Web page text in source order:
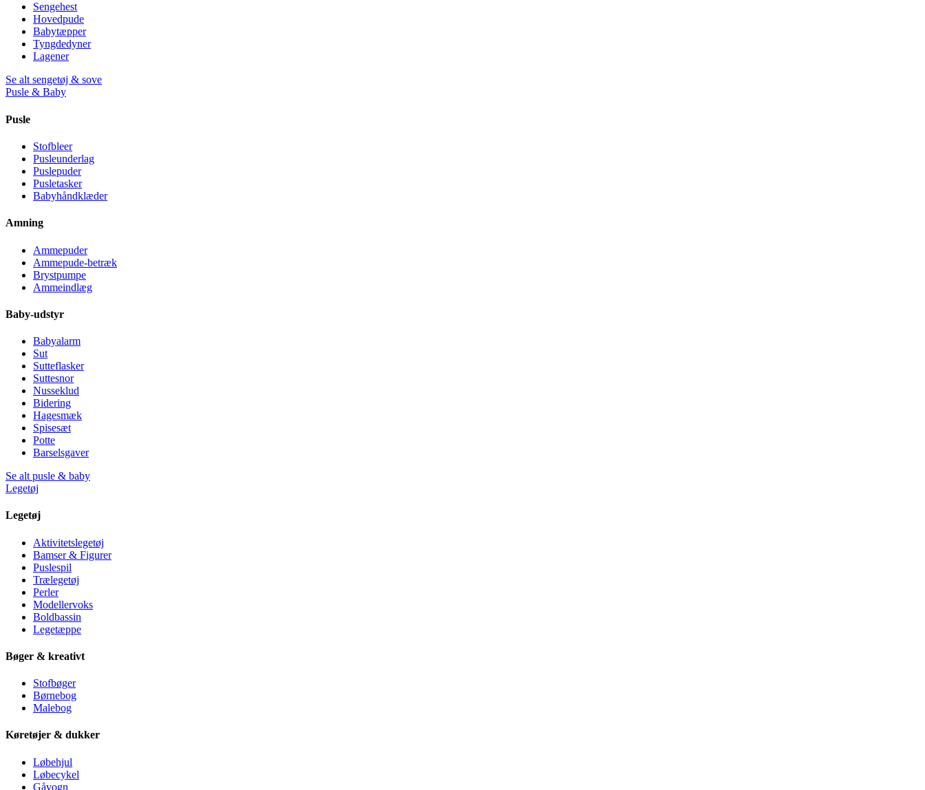
Sengehest
Hovedpude
Babytæpper
Tyngdedyner
Lagener
Se alt sengetøj & sove
Pusle & Baby
Pusle
Stofbleer
Pusleunderlag
Puslepuder
Pusletasker
Babyhåndklæder
Amning
Ammepuder
Ammepude-betræk
Brystpumpe
Ammeindlæg
Baby-udstyr
Babyalarm
Sut
Sutteflasker
Suttesnor
Nusseklud
Bidering
Hagesmæk
Spisesæt
Potte
Barselsgaver
Se alt pusle & baby
Legetøj
Legetøj
Aktivitetslegetøj
Bamser & Figurer
Puslespil
Trælegetøj
Perler
Modellervoks
Boldbassin
Legetæppe
Bøger & kreativt
Stofbøger
Børnebog
Malebog
Køretøjer & dukker
Løbehjul
Løbecykel
Gåvogn